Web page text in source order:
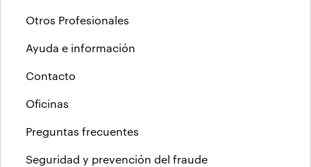
Otros Profesionales
Ayuda e información
Contacto
Oficinas
Preguntas frecuentes
Seguridad y prevención del fraude